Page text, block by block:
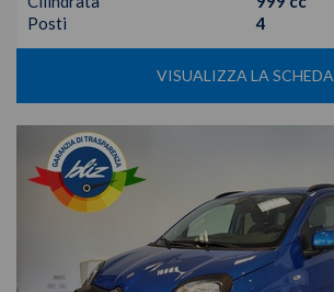
Posti
4
VISUALIZZA LA SCHEDA